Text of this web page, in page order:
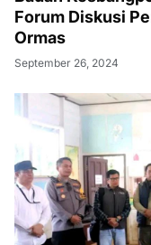
Forum Diskusi
Ormas
September 26, 2024